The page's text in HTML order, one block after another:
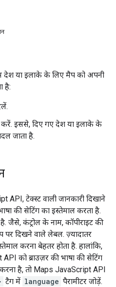
देश या इलाके के लिए मैप को अपनी
है:
इससे, दिए गए देश या इलाके के
जाता है.
API, टेक्स्ट वाली जानकारी दिखाने
की सेटिंग का इस्तेमाल करता है.
जैसे, कंट्रोल के नाम, कॉपीराइट की
पर दिखने वाले लेबल. ज़्यादातर
करना बेहतर होता है. हालांकि,
को ब्राउज़र की भाषा की सेटिंग
है, तो Maps JavaScript API
टैग में language पैरामीटर जोड़ें.